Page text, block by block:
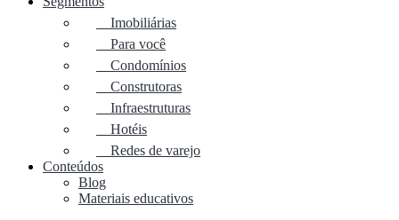
Imobiliárias
Para você
Condomínios
Construtoras
Infraestruturas
Hotéis
Redes de varejo
Conteúdos
Blog
Materiais educativos